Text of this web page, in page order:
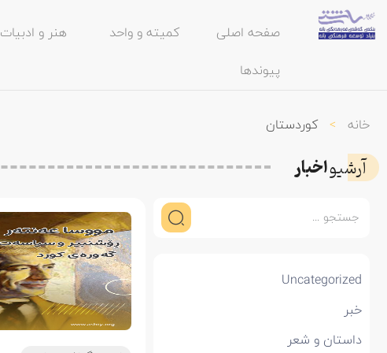
صفحه اصلی کمیته و واحد هنر و ادبیات
پیوندها
خانه > کوردستان
آرشیواخبار
Uncategorized
خبر
داستان و شعر